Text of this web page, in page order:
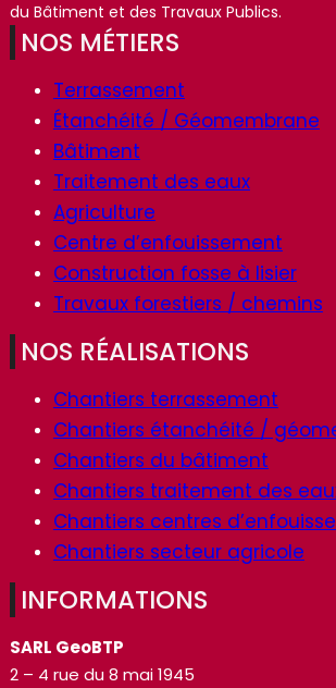
du Bâtiment et des Travaux Publics.
NOS MÉTIERS
Terrassement
Étanchéité / Géomembrane
Bâtiment
Traitement des eaux
Agriculture
Centre d’enfouissement
Construction fosse à lisier
Travaux forestiers / chemins
NOS RÉALISATIONS
Chantiers terrassement
Chantiers étanchéité /
Chantiers du bâtiment
Chantiers traitement des
Chantiers centres
Chantiers secteur agricole
INFORMATIONS
SARL GeoBTP
2 – 4 rue du 8 mai 1945